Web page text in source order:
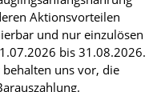
Aktionsvorteilen
und nur einzulösen
bis 31.08.2026.
uns vor, die